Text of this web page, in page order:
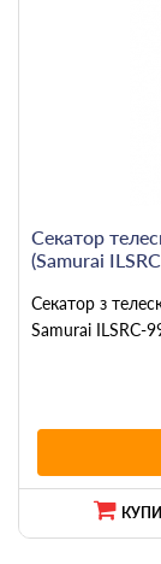
Секатор
(Samurai
Секатор з
Samurai ILSRC-